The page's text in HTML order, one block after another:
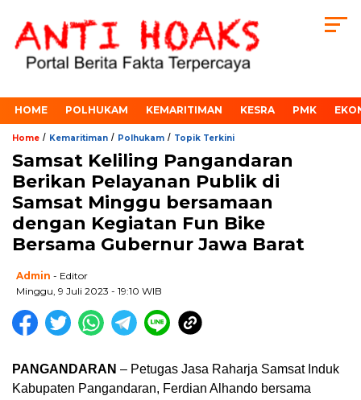
HOME POLHUKAM KEMARITIMAN KESRA PMK
Home / Kemaritiman / Polhukam / Topik Terkini
Samsat Keliling Pangandaran
Berikan Pelayanan Publik di
Samsat Minggu bersamaan
dengan Kegiatan Fun Bike
Bersama Gubernur Jawa Barat
Admin - Editor
Minggu, 9 Juli 2023 - 19:10 WIB
PANGANDARAN – Petugas Jasa Raharja Samsat Induk
Kabupaten Pangandaran, Ferdian Alhando bersama